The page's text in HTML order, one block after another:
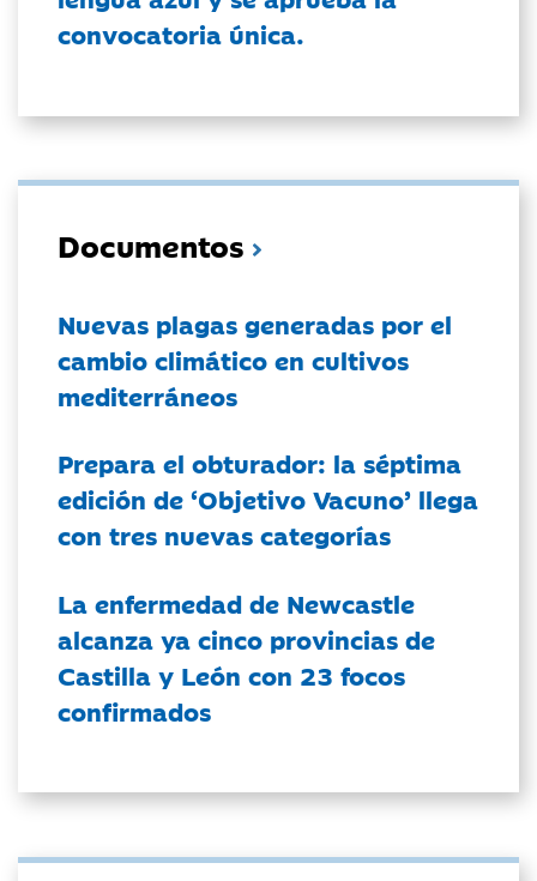
convocatoria única.
Documentos
Nuevas plagas generadas por el
cambio climático en cultivos
mediterráneos
Prepara el obturador: la séptima
edición de ‘Objetivo Vacuno’ llega
con tres nuevas categorías
La enfermedad de Newcastle
alcanza ya cinco provincias de
Castilla y León con 23 focos
confirmados